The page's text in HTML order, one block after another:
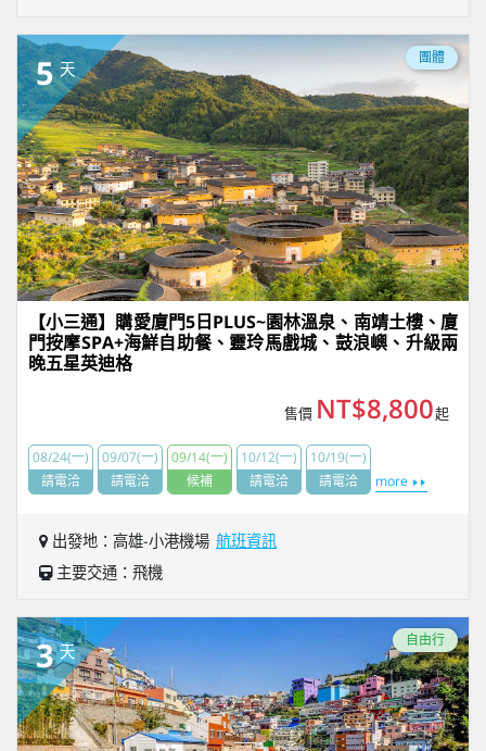
5 天
團體
【小三通】購愛廈門5日PLUS~園林溫泉、南靖土樓、廈
門按摩SPA+海鮮自助餐、靈玲馬戲城、鼓浪嶼、升級兩
晚五星英迪格
售價 NT$8,800起
08/24(一)
請電洽
09/07(一)
請電洽
09/14(一)
候補
10/12(一)
請電洽
10/19(一)
請電洽
more
出發地：高雄-小港機場 航班資訊
主要交通：飛機
3 天
自由行